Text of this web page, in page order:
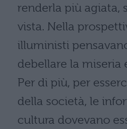
renderla più
vista. Nella
illuministi
debellare la miseria
Per di più, per
della società, le
cultura dovevano